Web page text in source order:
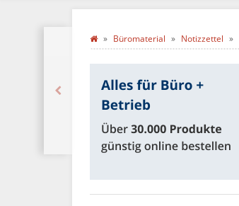
Büromaterial Notizzettel